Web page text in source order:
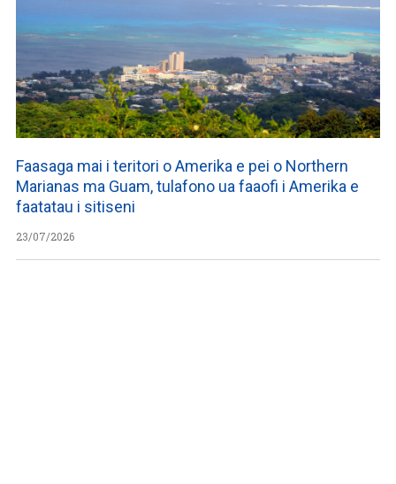
Faasaga mai i teritori o Amerika e pei o Northern
Marianas ma Guam, tulafono ua faaofi i Amerika e
faatatau i sitiseni
23/07/2026